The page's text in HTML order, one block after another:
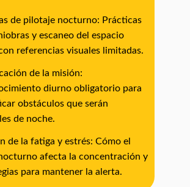
de pilotaje nocturno: Prácticas
y escaneo del espacio
referencias visuales limitadas.
de la misión:
diurno obligatorio para
obstáculos que serán
de noche.
de la fatiga y estrés: Cómo el
afecta la concentración y
para mantener la alerta.